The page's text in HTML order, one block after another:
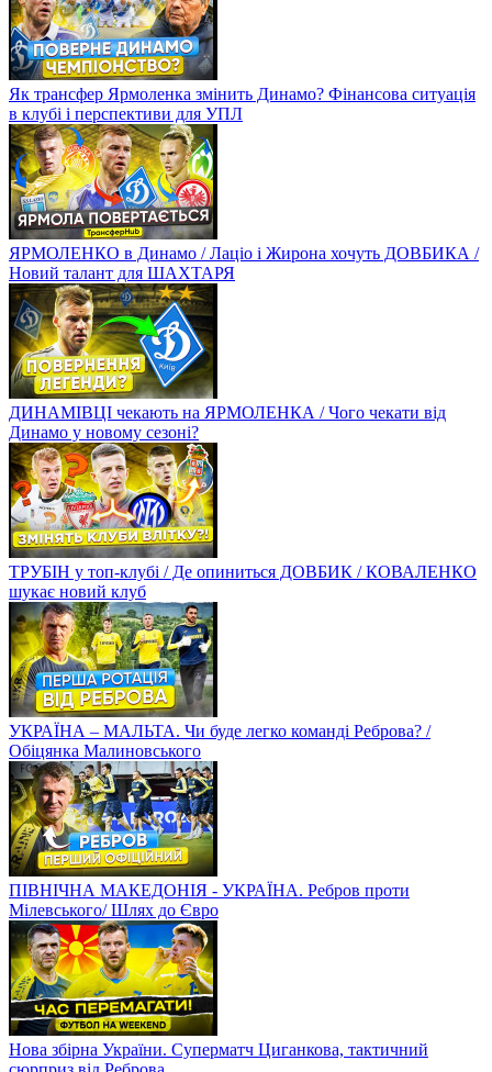
Як трансфер Ярмоленка змінить Динамо? Фінансова ситуація
в клубі і перспективи для УПЛ
ЯРМОЛЕНКО в Динамо / Лаціо і Жирона хочуть ДОВБИКА /
Новий талант для ШАХТАРЯ
ДИНАМІВЦІ чекають на ЯРМОЛЕНКА / Чого чекати від
Динамо у новому сезоні?
ТРУБІН у топ-клубі / Де опиниться ДОВБИК / КОВАЛЕНКО
шукає новий клуб
УКРАЇНА – МАЛЬТА. Чи буде легко команді Реброва? /
Обіцянка Малиновського
ПІВНІЧНА МАКЕДОНІЯ - УКРАЇНА. Ребров проти
Мілевського/ Шлях до Євро
Нова збірна України. Суперматч Циганкова, тактичний